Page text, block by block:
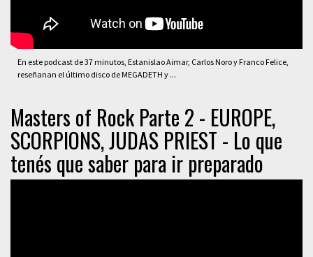
En este podcast de 37 minutos, Estanislao Aimar, Carlos Noro y Franco Felice,
reseñanan el último disco de MEGADETH y ...
Masters of Rock Parte 2 - EUROPE,
SCORPIONS, JUDAS PRIEST - Lo que
tenés que saber para ir preparado